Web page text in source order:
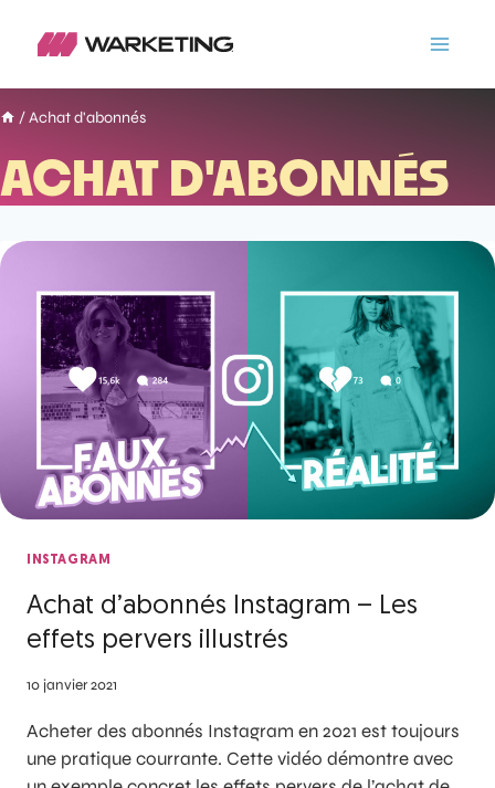
/ Achat d'abonnés
ACHAT D'ABONNÉS
INSTAGRAM
Achat d’abonnés Instagram – Les
effets pervers illustrés
10 janvier 2021
Acheter des abonnés Instagram en 2021 est toujours
une pratique courrante. Cette vidéo démontre avec